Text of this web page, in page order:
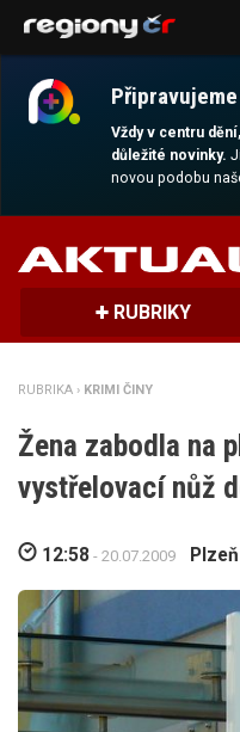
Připravujeme
Vždy v centru
důležité novinky.
novou podobu
AKTUALITY
MAGAZÍN
DALŠÍ
REGION
RUBRIKY
RUBRIKA › KRIMI ČINY
Žena zabodla na
vystřelovací nůž
12:58 - 20.07.2009 Plzeň